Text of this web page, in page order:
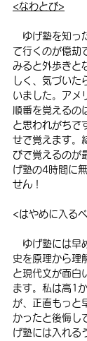
<なわとび>
ゆげ塾を知っ
て行くのが億劫
みると外歩きと
しく、気づいた
いました。アメ
順番を覚えるの
と思われがちで
せで覚えます。
びで覚えるのが
げ塾の4時間に
せん！
<はやめに入る
ゆげ塾には早
史を原理から理
と現代文が面白
ます。私は高1
が、正直もっと
かったと後悔し
げ塾には入れる